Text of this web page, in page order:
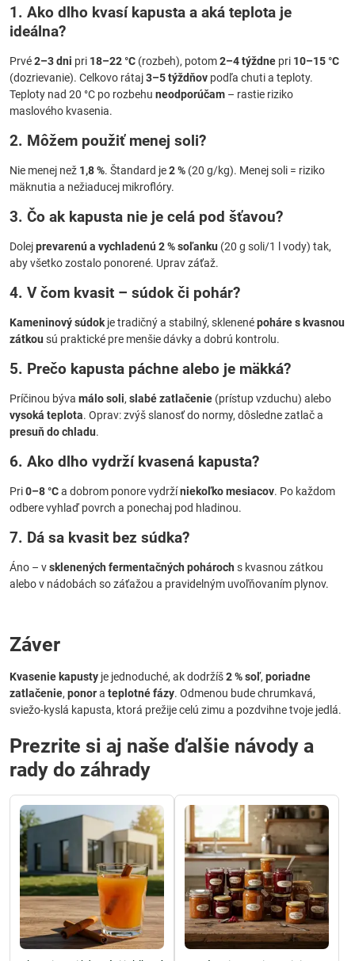
1. Ako dlho kvasí kapusta a aká teplota je
ideálna?
Prvé2–3 dni pri 18–22 °C (rozbeh), potom2–4 týždne pri 10–15 °C
(dozrievanie). Celkovo rátaj3–5 týždňov podľa chuti a teploty.
Teploty nad 20 °C po rozbehu neodporúčam – rastie riziko
maslového kvasenia.
2. Môžem použiť menej soli?
Nie menej než 1,8 %. Štandard je2 % (20 g/kg). Menej soli = riziko
mäknutia a nežiaducej mikroflóry.
3. Čo ak kapusta nie je celá pod šťavou?
Dolejprevarenú a vychladenú 2 % soľanku (20 g soli/1 l vody) tak,
aby všetko zostalo ponorené. Uprav záťaž.
4. V čom kvasit – súdok či pohár?
Kameninový súdok je tradičný a stabilný, sklenenépoháre s kvasnou
zátkou sú praktické pre menšie dávky a dobrú kontrolu.
5. Prečo kapusta páchne alebo je mäkká?
Príčinou býva málo soli, slabé zatlačenie (prístup vzduchu) alebo
vysoká teplota. Oprav: zvýš slanosť do normy, dôsledne zatlač a
presuň do chladu.
6. Ako dlho vydrží kvasená kapusta?
Pri0–8 °Ca dobrom ponore vydržíniekoľko mesiacov. Po každom
odbere vyhlaď povrch a ponechaj pod hladinou.
7. Dá sa kvasit bez súdka?
Áno – vsklenených fermentačných pohároch s kvasnou zátkou
alebo v nádobách so záťažou a pravidelným uvoľňovaním plynov.
Záver
Kvasenie kapusty je jednoduché, ak dodržíš2 % soľ, poriadne
zatlačenie, ponora teplotné fázy. Odmenou bude chrumkavá,
sviežo-kyslá kapusta, ktorá prežije celú zimu a pozdvihne tvoje jedlá.
Prezrite si aj naše ďalšie návody a
rady do záhrady